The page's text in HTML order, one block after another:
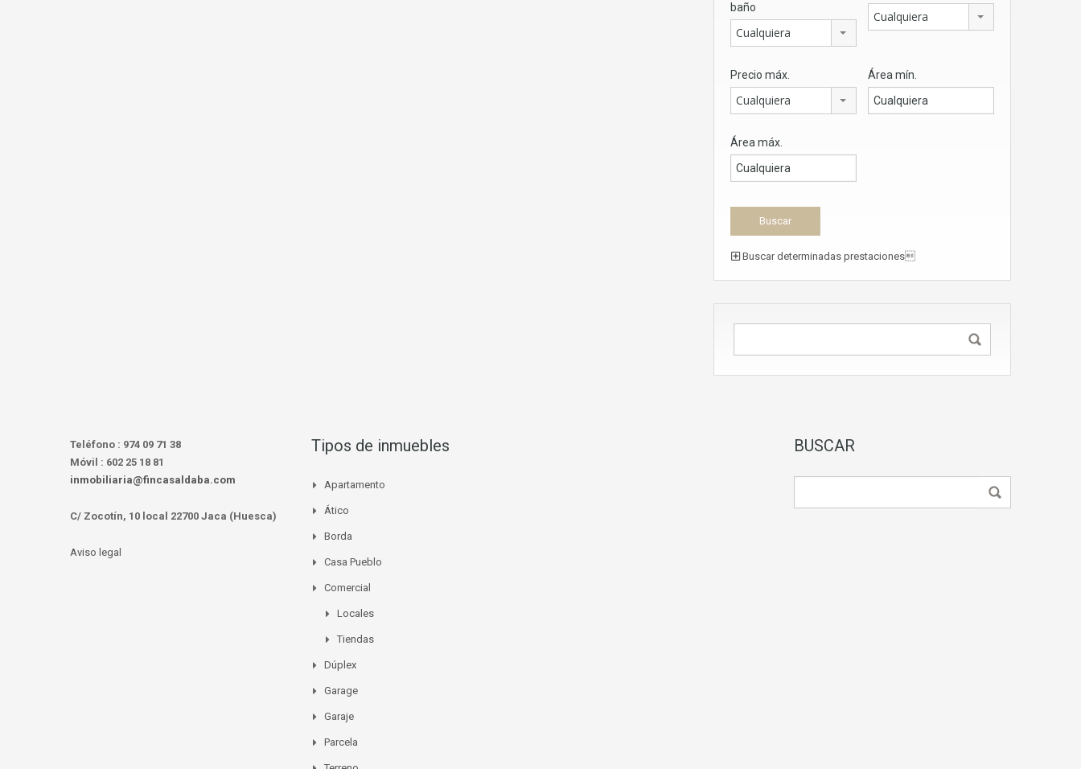
baño
Cualquiera
Cualquiera
Precio máx.
Cualquiera
Área mín.
Área máx.
Buscar determinadas prestaciones
Teléfono : 974 09 71 38
Móvil : 602 25 18 81
inmobiliaria@fincasaldaba.com
C/ Zocotín, 10 local 22700 Jaca (Huesca)
Aviso legal
Tipos de inmuebles
Apartamento
Ático
Borda
Casa Pueblo
Comercial
Locales
Tiendas
Dúplex
Garage
Garaje
Parcela
BUSCAR